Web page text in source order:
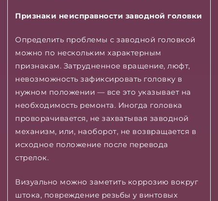
Признаки неисправности заводной головки
Определить проблемы с заводной головкой
можно по нескольким характерным
признакам. Затрудненное вращение, люфт,
невозможность зафиксировать головку в
нужном положении — все это указывает на
необходимость ремонта. Иногда головка
проворачивается, не захватывая заводной
механизм, или, наоборот, не возвращается в
исходное положение после перевода
стрелок.
Визуально можно заметить коррозию вокруг
штока, повреждение резьбы у винтовых